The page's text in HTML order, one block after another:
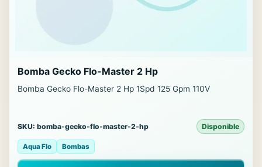
Bomba Gecko Flo-Master 2 Hp
Bomba Gecko Flo-Master 2 Hp 1Spd 125 Gpm 110V
SKU: bomba-gecko-flo-master-2-hp Disponible
Aqua Flo Bombas